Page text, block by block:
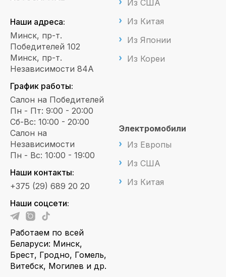
Наши адреса:
Минск, пр-т.
Победителей 102
Минск, пр-т.
Независимости 84А
График работы:
Салон на Победителей
Пн - Пт: 9:00 - 20:00
Сб-Вс: 10:00 - 20:00
Салон на
Независимости
Пн - Вс: 10:00 - 19:00
Наши контакты:
+375 (29) 689 20 20
Наши соцсети:
Работаем по всей
Беларуси: Минск,
Брест, Гродно, Гомель,
Витебск, Могилев и др.
Из США
Из Китая
Из Японии
Из Кореи
Электромобили
Из Европы
Из США
Из Китая